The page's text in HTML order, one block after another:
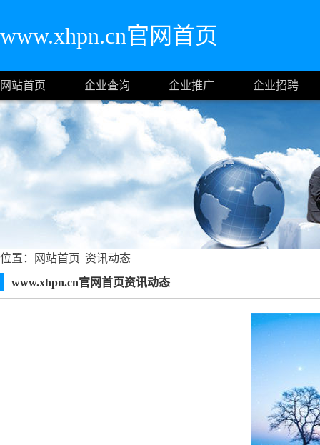
www.xhpn.cn官网首页
网站首页 企业查询 企业推广 企业招聘
位置： 网站首页| 资讯动态
www.xhpn.cn官网首页资讯动态